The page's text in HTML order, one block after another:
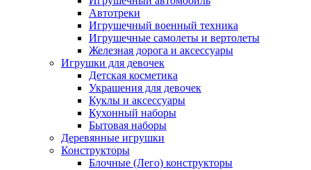
Aвтотреки
Игрушечный военный техника
Игрушечные самолеты и вертолеты
Железная дорога и аксессуары
Игрушки для девочек
Детская косметика
Украшения для девочек
Куклы и аксессуары
Кухонный наборы
Бытовая наборы
Деревянные игрушки
Конструкторы
Блочные (Лего) конструкторы